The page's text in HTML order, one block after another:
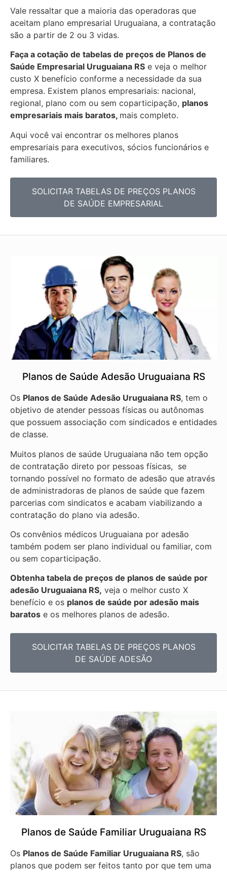
Vale ressaltar que a maioria das operadoras que
aceitam plano empresarial Uruguaiana, a contratação
são a partir de 2 ou 3 vidas.
Faça a cotação de tabelas de preços de Planos de
Saúde Empresarial Uruguaiana RS e veja o melhor
custo X benefício conforme a necessidade da sua
empresa. Existem planos empresariais: nacional,
regional, plano com ou sem coparticipação, planos
empresariais mais baratos, mais completo.
Aqui você vai encontrar os melhores planos
empresariais para executivos, sócios funcionários e
familiares.
SOLICITAR TABELAS DE PREÇOS PLANOS
DE SAÚDE EMPRESARIAL
Planos de Saúde Adesão Uruguaiana RS
Os Planos de Saúde Adesão Uruguaiana RS, tem o
objetivo de atender pessoas físicas ou autônomas
que possuem associação com sindicados e entidades
de classe.
Muitos planos de saúde Uruguaiana não tem opção
de contratação direto por pessoas físicas, se
tornando possível no formato de adesão que através
de administradoras de planos de saúde que fazem
parcerias com sindicatos e acabam viabilizando a
contratação do plano via adesão.
Os convênios médicos Uruguaiana por adesão
também podem ser plano individual ou familiar, com
ou sem coparticipação.
Obtenha tabela de preços de planos de saúde por
adesão Uruguaiana RS, veja o melhor custo X
benefício e os planos de saúde por adesão mais
baratos e os melhores planos de adesão.
SOLICITAR TABELAS DE PREÇOS PLANOS
DE SAÚDE ADESÃO
Planos de Saúde Familiar Uruguaiana RS
Os Planos de Saúde Familiar Uruguaiana RS, são
planos que podem ser feitos tanto por que tem uma